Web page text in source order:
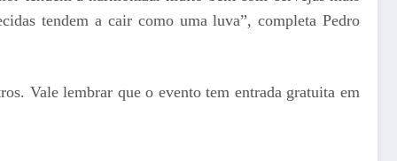
tendem a cair como uma luva”, completa Pedro
Vale lembrar que o evento tem entrada gratuita em